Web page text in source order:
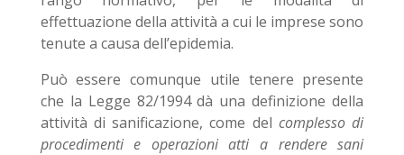
effettuazione della attività a cui le imprese sono
tenute a causa dell’epidemia.
Può essere comunque utile tenere presente
che la Legge 82/1994 dà una definizione della
attività di sanificazione, come del complesso di
procedimenti e operazioni atti a rendere sani